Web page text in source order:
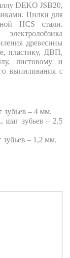
DEKO JSB20,
Пилки для
HCS стали.
древесины
пластику, ДВП,
листовому и
выпиливания с
зубьев – 4 мм.
шаг зубьев – 2,5
– 1,2 мм.